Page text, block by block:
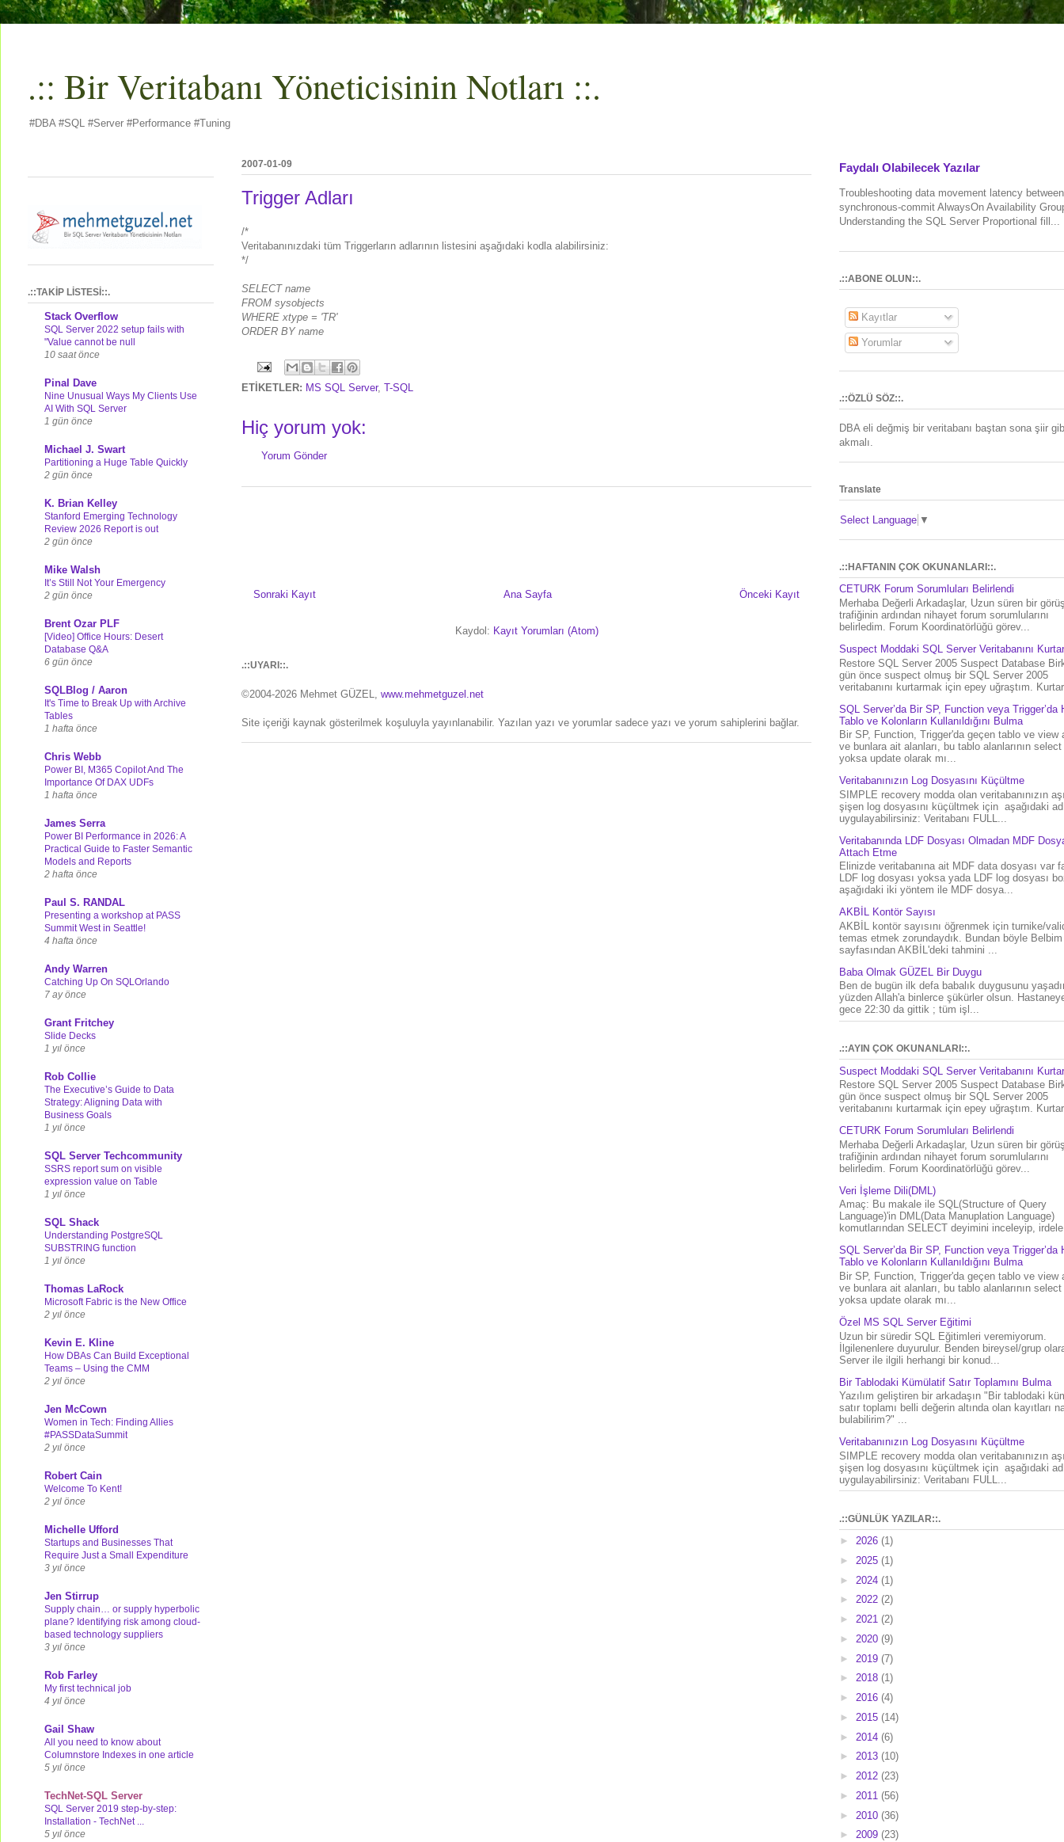
.:: Bir Veritabanı Yöneticisinin Notları ::.
#DBA #SQL #Server #Performance #Tuning
2007-01-09
Trigger Adları
/*
Veritabanınızdaki tüm Triggerların adlarının listesini aşağıdaki kodla alabilirsiniz:
*/
SELECT name
FROM sysobjects
WHERE xtype = 'TR'
ORDER BY name
ETİKETLER: MS SQL Server, T-SQL
Hiç yorum yok:
Yorum Gönder
Sonraki Kayıt Önceki Kayıt
Ana Sayfa
Kaydol: Kayıt Yorumları (Atom)
.::UYARI::.
©2004-2026 Mehmet GÜZEL, www.mehmetguzel.net
Site içeriği kaynak gösterilmek koşuluyla yayınlanabilir. Yazılan yazı ve yorumlar sadece yazı ve yorum sahiplerini bağlar.
.::TAKİP LİSTESİ::.
Stack Overflow
SQL Server 2022 setup fails with
"Value cannot be null
10 saat önce
Pinal Dave
Nine Unusual Ways My Clients Use
AI With SQL Server
1 gün önce
Michael J. Swart
Partitioning a Huge Table Quickly
2 gün önce
K. Brian Kelley
Stanford Emerging Technology
Review 2026 Report is out
2 gün önce
Mike Walsh
It’s Still Not Your Emergency
2 gün önce
Brent Ozar PLF
[Video] Office Hours: Desert
Database Q&A
6 gün önce
SQLBlog / Aaron
It's Time to Break Up with Archive
Tables
1 hafta önce
Chris Webb
Power BI, M365 Copilot And The
Importance Of DAX UDFs
1 hafta önce
James Serra
Power BI Performance in 2026: A
Practical Guide to Faster Semantic
Models and Reports
2 hafta önce
Paul S. RANDAL
Presenting a workshop at PASS
Summit West in Seattle!
4 hafta önce
Andy Warren
Catching Up On SQLOrlando
7 ay önce
Grant Fritchey
Slide Decks
1 yıl önce
Rob Collie
The Executive’s Guide to Data
Strategy: Aligning Data with
Business Goals
1 yıl önce
SQL Server Techcommunity
SSRS report sum on visible
expression value on Table
1 yıl önce
SQL Shack
Understanding PostgreSQL
SUBSTRING function
1 yıl önce
Thomas LaRock
Microsoft Fabric is the New Office
2 yıl önce
Kevin E. Kline
How DBAs Can Build Exceptional
Teams – Using the CMM
2 yıl önce
Jen McCown
Women in Tech: Finding Allies
#PASSDataSummit
2 yıl önce
Robert Cain
Welcome To Kent!
2 yıl önce
Michelle Ufford
Startups and Businesses That
Require Just a Small Expenditure
3 yıl önce
Jen Stirrup
Supply chain… or supply hyperbolic
plane? Identifying risk among cloud-
based technology suppliers
3 yıl önce
Rob Farley
My first technical job
4 yıl önce
Gail Shaw
All you need to know about
Columnstore Indexes in one article
5 yıl önce
TechNet-SQL Server
SQL Server 2019 step-by-step:
Installation - TechNet ...
5 yıl önce
Faydalı Olabilecek Yazılar
Troubleshooting data movement latency between
synchronous-commit AlwaysOn Availability
Understanding the SQL Server Proportional fill...
.::ABONE OLUN::.
Kayıtlar
Yorumlar
.::ÖZLÜ SÖZ::.
DBA eli değmiş bir veritabanı baştan sona şiir
akmalı.
Translate
Select Language ▼
.::HAFTANIN ÇOK OKUNANLARI::.
CETURK Forum Sorumluları Belirlendi
Merhaba Değerli Arkadaşlar, Uzun süren bir
trafiğinin ardından nihayet forum sorumlularını
belirledim. Forum Koordinatörlüğü görev...
Suspect Moddaki SQL Server Veritabanını
Restore SQL Server 2005 Suspect Database
gün önce suspect olmuş bir SQL Server 2005
veritabanını kurtarmak için epey uğraştım.
SQL Server’da Bir SP, Function veya Trigger’da
Tablo ve Kolonların Kullanıldığını Bulma
Bir SP, Function, Trigger'da geçen tablo ve view
ve bunlara ait alanları, bu tablo alanlarının
yoksa update olarak mı...
Veritabanınızın Log Dosyasını Küçültme
SIMPLE recovery modda olan veritabanınızın
şişen log dosyasını küçültmek için aşağıdaki
uygulayabilirsiniz: Veritabanı FULL...
Veritabanında LDF Dosyası Olmadan MDF
Attach Etme
Elinizde veritabanına ait MDF data dosyası var
LDF log dosyası yoksa yada LDF log dosyası
aşağıdaki iki yöntem ile MDF dosya...
AKBİL Kontör Sayısı
AKBİL kontör sayısını öğrenmek için turnike/
temas etmek zorundaydık. Bundan böyle
sayfasından AKBİL'deki tahmini ...
Baba Olmak GÜZEL Bir Duygu
Ben de bugün ilk defa babalık duygusunu
yüzden Allah'a binlerce şükürler olsun.
gece 22:30 da gittik ; tüm işl...
.::AYIN ÇOK OKUNANLARI::.
Suspect Moddaki SQL Server Veritabanını
Restore SQL Server 2005 Suspect Database
gün önce suspect olmuş bir SQL Server 2005
veritabanını kurtarmak için epey uğraştım.
CETURK Forum Sorumluları Belirlendi
Merhaba Değerli Arkadaşlar, Uzun süren bir
trafiğinin ardından nihayet forum sorumlularını
belirledim. Forum Koordinatörlüğü görev...
Veri İşleme Dili(DML)
Amaç: Bu makale ile SQL(Structure of Query
Language)'in DML(Data Manuplation Language)
komutlarından SELECT deyimini inceleyip,
SQL Server’da Bir SP, Function veya Trigger’da
Tablo ve Kolonların Kullanıldığını Bulma
Bir SP, Function, Trigger'da geçen tablo ve view
ve bunlara ait alanları, bu tablo alanlarının
yoksa update olarak mı...
Özel MS SQL Server Eğitimi
Uzun bir süredir SQL Eğitimleri veremiyorum.
İlgilenenlere duyurulur. Benden bireysel/grup
Server ile ilgili herhangi bir konud...
Bir Tablodaki Kümülatif Satır Toplamını Bulma
Yazılım geliştiren bir arkadaşın "Bir tablodaki
satır toplamı belli değerin altında olan kayıtları
bulabilirim?" ...
Veritabanınızın Log Dosyasını Küçültme
SIMPLE recovery modda olan veritabanınızın
şişen log dosyasını küçültmek için aşağıdaki
uygulayabilirsiniz: Veritabanı FULL...
.::GÜNLÜK YAZILAR::.
► 2026 (1)
► 2025 (1)
► 2024 (1)
► 2022 (2)
► 2021 (2)
► 2020 (9)
► 2019 (7)
► 2018 (1)
► 2016 (4)
► 2015 (14)
► 2014 (6)
► 2013 (10)
► 2012 (23)
► 2011 (56)
► 2010 (36)
► 2009 (23)